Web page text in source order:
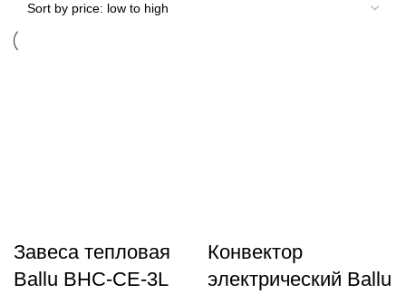
Завеса тепловая
Ballu BHC-CE-3L
Конвектор
электрический Ballu